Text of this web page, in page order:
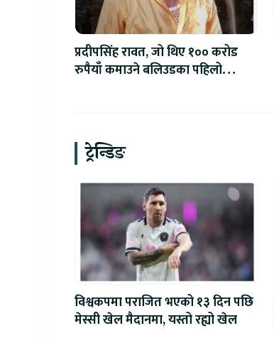
प्रदीपसिंह रावत, जो थिए १०० करोड
रुपैयाँ कमाउने बलिउडका पहिलो
ट्रेन्डिङ
विश्वकपमा पराजित भएको १३ दिन पछि
मेस्सी खेल मैदानमा, यस्तो रह्यो खेल